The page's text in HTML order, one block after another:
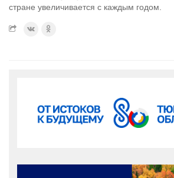
стране увеличивается с каждым годом.